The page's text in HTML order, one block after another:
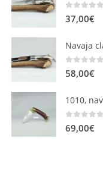
0out of 5
37,00€
0 out of 5
58,00€
0out of 5
69,00€